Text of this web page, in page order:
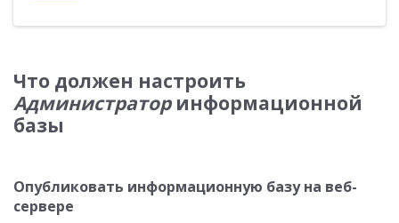
Что должен настроить
Администраторинформационной
базы
Опубликовать информационную базу на веб-
сервере